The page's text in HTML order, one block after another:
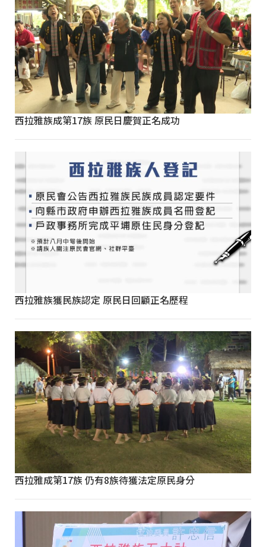
西拉雅族成第17族 原民日慶賀正名成功
西拉雅族獲民族認定 原民日回顧正名歷程
西拉雅成第17族 仍有8族待獲法定原民身分